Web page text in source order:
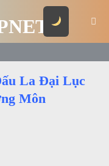
La Đại Lục
Môn